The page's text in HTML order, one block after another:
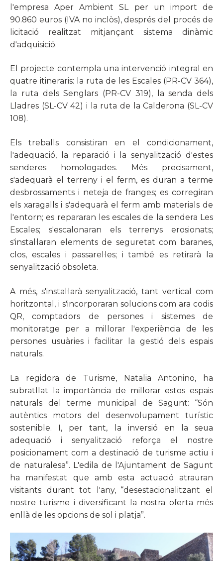
l'empresa Aper Ambient SL per un import de
90.860 euros (IVA no inclòs), després del procés de
licitació realitzat mitjançant sistema dinàmic
d'adquisició.
El projecte contempla una intervenció integral en
quatre itineraris: la ruta de les Escales (PR-CV 364),
la ruta dels Senglars (PR-CV 319), la senda dels
Lladres (SL-CV 42) i la ruta de la Calderona (SL-CV
108).
Els treballs consistiran en el condicionament,
l'adequació, la reparació i la senyalització d'estes
senderes homologades. Més precisament,
s'adequarà el terreny i el ferm, es duran a terme
desbrossaments i neteja de franges; es corregiran
els xaragalls i s'adequarà el ferm amb materials de
l'entorn; es repararan les escales de la sendera Les
Escales; s'escalonaran els terrenys erosionats;
s'instal·laran elements de seguretat com baranes,
clos, escales i passarel·les; i també es retirarà la
senyalització obsoleta.
A més, s'instal·larà senyalització, tant vertical com
horitzontal, i s'incorporaran solucions com ara codis
QR, comptadors de persones i sistemes de
monitoratge per a millorar l'experiència de les
persones usuàries i facilitar la gestió dels espais
naturals.
La regidora de Turisme, Natalia Antonino, ha
subratllat la importància de millorar estos espais
naturals del terme municipal de Sagunt: “Són
autèntics motors del desenvolupament turístic
sostenible. I, per tant, la inversió en la seua
adequació i senyalització reforça el nostre
posicionament com a destinació de turisme actiu i
de naturalesa”. L'edila de l'Ajuntament de Sagunt
ha manifestat que amb esta actuació atrauran
visitants durant tot l'any, “desestacionalitzant el
nostre turisme i diversificant la nostra oferta més
enllà de les opcions de sol i platja”.